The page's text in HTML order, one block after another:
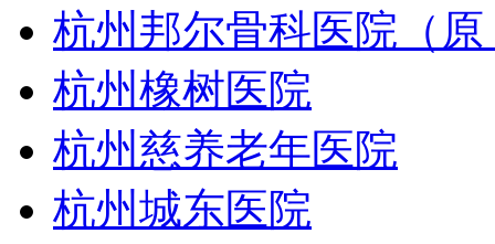
杭州邦尔骨科医院（
杭州橡树医院
杭州慈养老年医院
杭州城东医院